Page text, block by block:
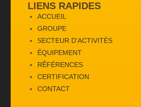
LIENS RAPIDES
ACCUEIL
GROUPE
SECTEUR D'ACTIVITÉS
ÉQUIPEMENT
RÊFÉRENCES
CERTIFICATION
CONTACT